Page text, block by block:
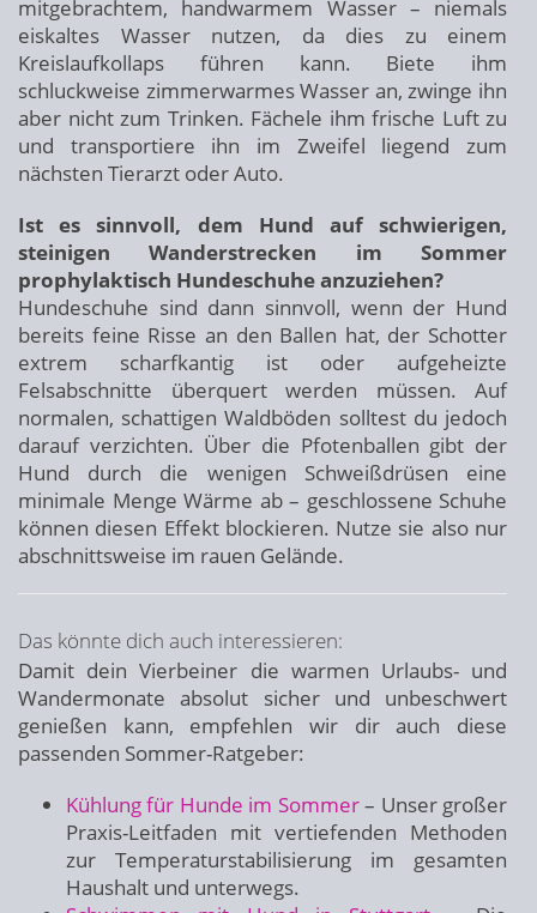
mitgebrachtem, handwarmem Wasser – niemals
eiskaltes Wasser nutzen, da dies zu einem
Kreislaufkollaps führen kann. Biete ihm
schluckweise zimmerwarmes Wasser an, zwinge ihn
aber nicht zum Trinken. Fächele ihm frische Luft zu
und transportiere ihn im Zweifel liegend zum
nächsten Tierarzt oder Auto.
Ist es sinnvoll, dem Hund auf schwierigen,
steinigen Wanderstrecken im Sommer
prophylaktisch Hundeschuhe anzuziehen?
Hundeschuhe sind dann sinnvoll, wenn der Hund
bereits feine Risse an den Ballen hat, der Schotter
extrem scharfkantig ist oder aufgeheizte
Felsabschnitte überquert werden müssen. Auf
normalen, schattigen Waldböden solltest du jedoch
darauf verzichten. Über die Pfotenballen gibt der
Hund durch die wenigen Schweißdrüsen eine
minimale Menge Wärme ab – geschlossene Schuhe
können diesen Effekt blockieren. Nutze sie also nur
abschnittsweise im rauen Gelände.
Das könnte dich auch interessieren:
Damit dein Vierbeiner die warmen Urlaubs- und
Wandermonate absolut sicher und unbeschwert
genießen kann, empfehlen wir dir auch diese
passenden Sommer-Ratgeber:
Kühlung für Hunde im Sommer– Unser großer
Praxis-Leitfaden mit vertiefenden Methoden
zur Temperaturstabilisierung im gesamten
Haushalt und unterwegs.